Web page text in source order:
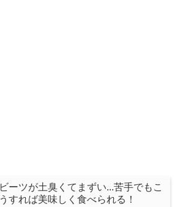
ビーツが土臭くてまずい...苦手でもこ
うすれば美味しく食べられる！